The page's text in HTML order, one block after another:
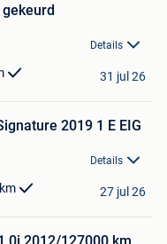
gekeurd
Details
31 jul 26
2019 1 E EIG
Details
km 27 jul 26